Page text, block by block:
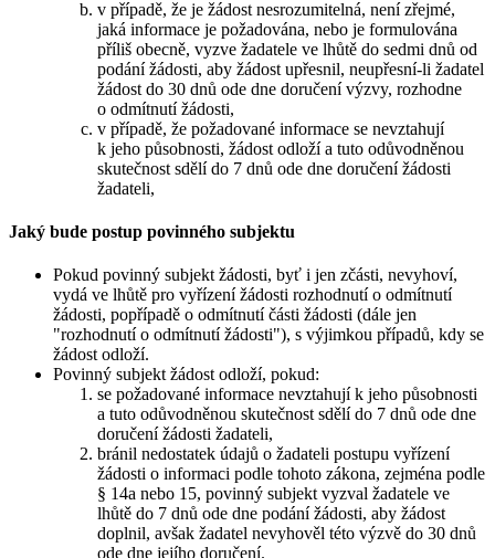
v případě, že je žádost nesrozumitelná, není zřejmé,
jaká informace je požadována, nebo je formulována
příliš obecně, vyzve žadatele ve lhůtě do sedmi dnů od
podání žádosti, aby žádost upřesnil, neupřesní-li žadatel
žádost do 30 dnů ode dne doručení výzvy, rozhodne
o odmítnutí žádosti,
v případě, že požadované informace se nevztahují
k jeho působnosti, žádost odloží a tuto odůvodněnou
skutečnost sdělí do 7 dnů ode dne doručení žádosti
žadateli,
Jaký bude postup povinného subjektu
Pokud povinný subjekt žádosti, byť i jen zčásti, nevyhoví,
vydá ve lhůtě pro vyřízení žádosti rozhodnutí o odmítnutí
žádosti, popřípadě o odmítnutí části žádosti (dále jen
"rozhodnutí o odmítnutí žádosti"), s výjimkou případů, kdy se
žádost odloží.
Povinný subjekt žádost odloží, pokud:
se požadované informace nevztahují k jeho působnosti
a tuto odůvodněnou skutečnost sdělí do 7 dnů ode dne
doručení žádosti žadateli,
bránil nedostatek údajů o žadateli postupu vyřízení
žádosti o informaci podle tohoto zákona, zejména podle
§ 14a nebo 15, povinný subjekt vyzval žadatele ve
lhůtě do 7 dnů ode dne podání žádosti, aby žádost
doplnil, avšak žadatel nevyhověl této výzvě do 30 dnů
ode dne jejího doručení.